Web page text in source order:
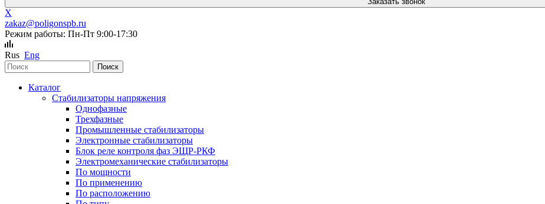
X
zakaz@poligonspb.ru
Режим работы: Пн-Пт 9:00-17:30
Rus Eng
Каталог
Стабилизаторы напряжения
Однофазные
Трехфазные
Промышленные стабилизаторы
Электронные стабилизаторы
Блок реле контроля фаз ЭЩР-РКФ
Электромеханические стабилизаторы
По мощности
По применению
По расположению